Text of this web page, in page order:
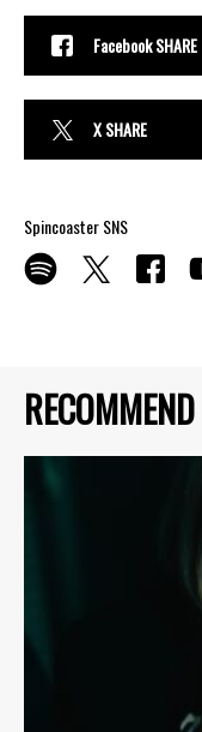
RECOMMEND
Facebook SHARE
X SHARE
Spincoaster SNS